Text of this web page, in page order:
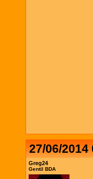
27/06/2014
Greg24
Gentil BDA